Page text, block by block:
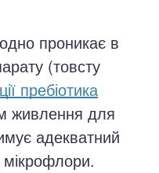
проникає в
(товсту
пребіотика
живлення для
адекватний
мікрофлори.